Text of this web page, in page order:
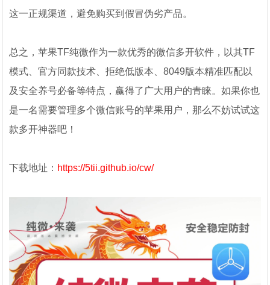
这一正规渠道，避免购买到假冒伪劣产品。
总之，苹果TF纯微作为一款优秀的微信多开软件，以其TF
模式、官方同款技术、拒绝低版本、8049版本精准匹配以
及安全养号必备等特点，赢得了广大用户的青睐。如果你也
是一名需要管理多个微信账号的苹果用户，那么不妨试试这
款多开神器吧！
下载地址： https://5tii.github.io/cw/